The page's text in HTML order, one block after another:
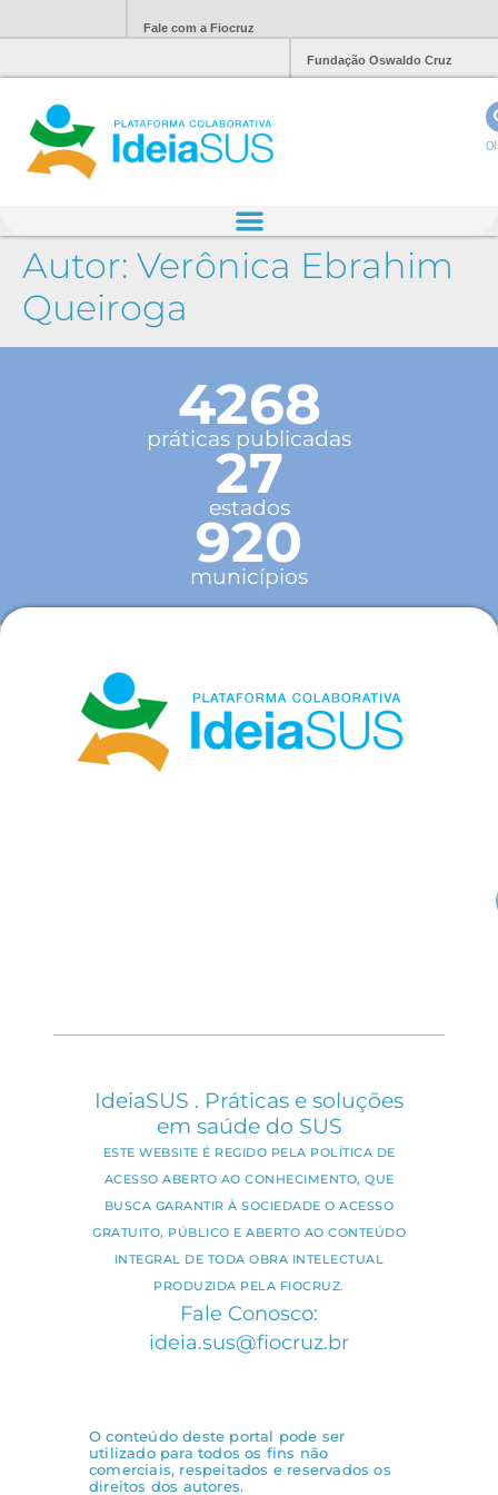
Fale com a Fiocruz
Fundação Oswaldo Cruz
Autor: Verônica Ebrahim
Queiroga
4268
práticas publicadas
27
estados
920
municípios
IdeiaSUS . Práticas e soluções
em saúde do SUS
ESTE WEBSITE É REGIDO PELA POLÍTICA DE
ACESSO ABERTO AO CONHECIMENTO, QUE
BUSCA GARANTIR À SOCIEDADE O ACESSO
GRATUITO, PÚBLICO E ABERTO AO CONTEÚDO
INTEGRAL DE TODA OBRA INTELECTUAL
PRODUZIDA PELA FIOCRUZ.
Fale Conosco:
ideia.sus@fiocruz.br
O conteúdo deste portal pode ser
utilizado para todos os fins não
comerciais, respeitados e reservados os
direitos dos autores.